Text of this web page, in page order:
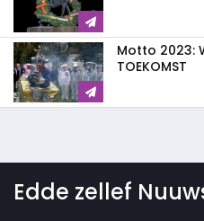
Motto 2023:
TOEKOMST
Edde zellef